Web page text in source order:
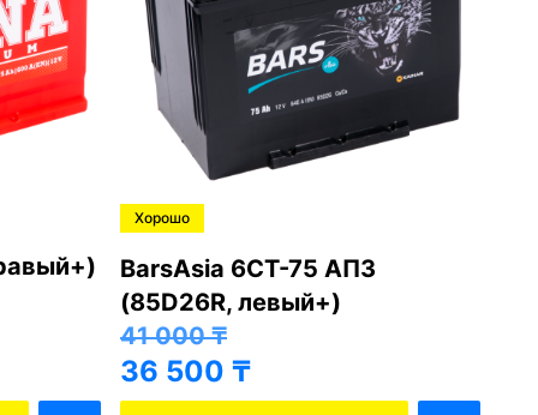
Хорошо
BarsAsia 6СТ-75 АПЗ
(85D26R, левый+)
41 000₸
36 500 ₸